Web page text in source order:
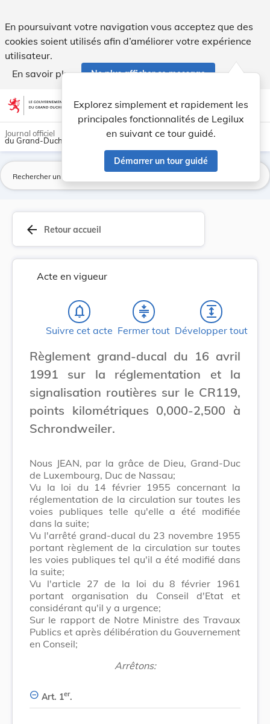
En poursuivant votre navigation vous acceptez que des
cookies soient utilisés afin d’améliorer votre expérience
utilisateur.
En savoir plus
Ne plus afficher ce message
Aller au contenu account_circle help Aide
Explorez simplement et rapidement les
principales fonctionnalités de Legilux
en suivant ce tour guidé.
Démarrer un tour guidé
light_mode dark_mode
Journal officiel
du Grand-Duché de Luxembourg
arrow_back Retour accueil
Acte en vigueur
notifications_none
Suivre cet acte
compress
Fermer tout
expand
Développer tout
Règlement grand-ducal du 16 avril
1991 sur la réglementation et la
signalisation routières sur le CR119,
points kilométriques 0,000-2,500 à
Schrondweiler.
Nous JEAN, par la grâce de Dieu, Grand-Duc
de Luxembourg, Duc de Nassau;
Vu la loi du 14 février 1955 concernant la
réglementation de la circulation sur toutes les
voies publiques telle qu'elle a été modifiée
dans la suite;
Vu l'arrêté grand-ducal du 23 novembre 1955
portant règlement de la circulation sur toutes
les voies publiques tel qu'il a été modifié dans
la suite;
Vu l'article 27 de la loi du 8 février 1961
portant organisation du Conseil d'Etat et
considérant qu'il y a urgence;
Sur le rapport de Notre Ministre des Travaux
Publics et après délibération du Gouvernement
en Conseil;
Arrêtons:
Art. 1er.